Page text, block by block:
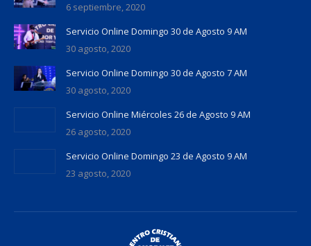
6 septiembre, 2020
Servicio Online Domingo 30 de Agosto 9 AM
30 agosto, 2020
Servicio Online Domingo 30 de Agosto 7 AM
30 agosto, 2020
Servicio Online Miércoles 26 de Agosto 9 AM
26 agosto, 2020
Servicio Online Domingo 23 de Agosto 9 AM
23 agosto, 2020